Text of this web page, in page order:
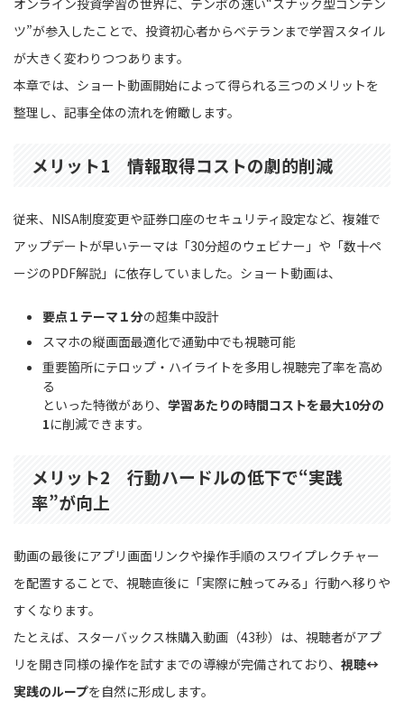
ツ”が参入したことで、投資初心者からベテランまで学習スタイル
が大きく変わりつつあります。
本章では、ショート動画開始によって得られる三つのメリットを
整理し、記事全体の流れを俯瞰します。
メリット1 情報取得コストの劇的削減
従来、NISA制度変更や証券口座のセキュリティ設定など、複雑で
アップデートが早いテーマは「30分超のウェビナー」や「数十ペ
ージのPDF解説」に依存していました。ショート動画は、
要点１テーマ１分の超集中設計
スマホの縦画面最適化で通勤中でも視聴可能
重要箇所にテロップ・ハイライトを多用し視聴完了率を高め
る
といった特徴があり、 学習あたりの時間コストを最大10分の
1に削減できます。
メリット2 行動ハードルの低下で“実践
率”が向上
動画の最後にアプリ画面リンクや操作手順のスワイプレクチャー
を配置することで、視聴直後に「実際に触ってみる」行動へ移りや
すくなります。
たとえば、スターバックス株購入動画（43秒）は、視聴者がアプ
リを開き同様の操作を試すまでの導線が完備されており、 視聴↔
実践のループを自然に形成します。